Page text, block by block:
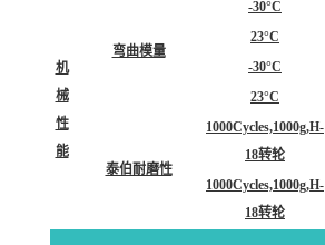
机
械
性
能
弯曲模量
-30°C
23°C
-30°C
23°C
泰伯耐磨性
1000Cycles,1000g,H-
18转轮
1000Cycles,1000g,H-
18转轮